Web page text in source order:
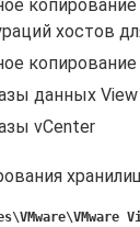
хостов
данных View
vCenter